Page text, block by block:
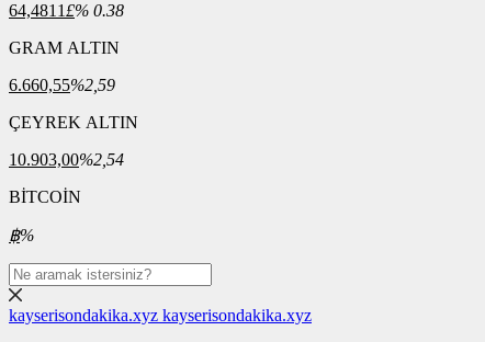
64,4811£% 0.38
GRAM ALTIN
6.660,55%2,59
ÇEYREK ALTIN
10.903,00%2,54
BİTCOİN
฿%
kayserisondakika.xyz kayserisondakika.xyz